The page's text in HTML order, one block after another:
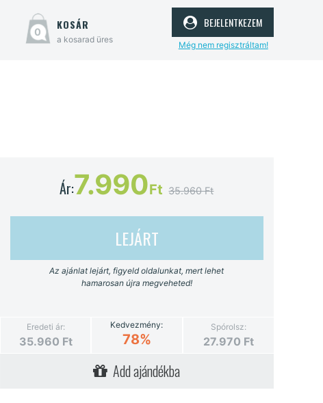
0 kosár
a kosarad üres
bejelentkezem
Még nem regisztráltam!
Ár:7.990Ft 35.960 Ft
LEJÁRT
Az ajánlat lejárt, figyeld oldalunkat, mert lehet
hamarosan újra megveheted!
Eredeti ár:
35.960 Ft
Kedvezmény:
78%
Spórolsz:
27.970 Ft
Add ajándékba